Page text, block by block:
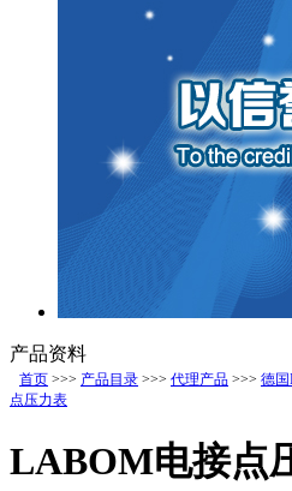
产品资料
首页 >>> 产品目录 >>> 代理产品 >>> 德
点压力表
LABOM电接点